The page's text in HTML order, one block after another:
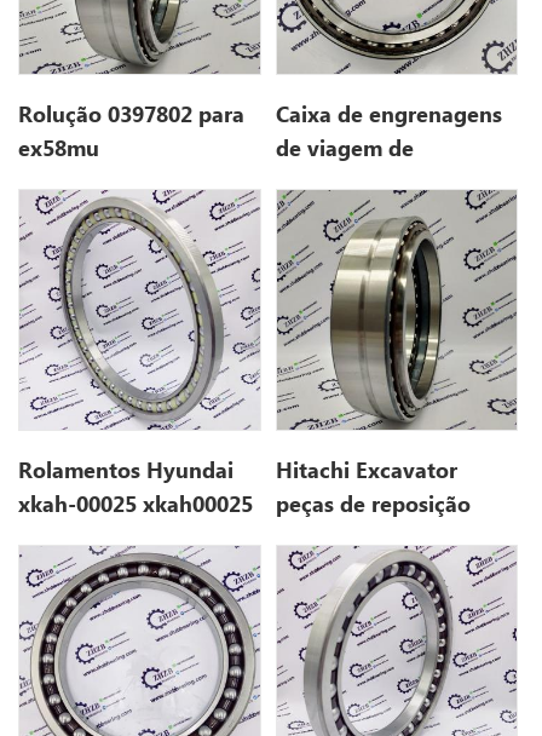
Rolução 0397802 para
ex58mu
Caixa de engrenagens
de viagem de
0397802 para HX120B
Rolamentos Hyundai
xkah-00025 xkah00025
Hitachi Excavator
peças de reposição